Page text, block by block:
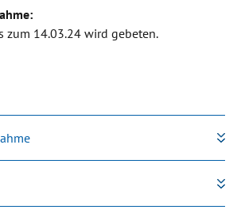
zum 14.03.24 wird gebeten.